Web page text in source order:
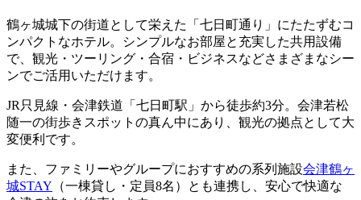
鶴ヶ城城下の街道として栄えた「七日町通り」にたたずむコ
ンパクトなホテル。シンプルなお部屋と充実した共用設備
で、観光・ツーリング・合宿・ビジネスなどさまざまなシー
ンでご活用いただけます。
JR只見線・会津鉄道「七日町駅」から徒歩約3分。会津若松
随一の街歩きスポットの真ん中にあり、観光の拠点として大
変便利です。
また、ファミリーやグループにおすすめの系列施設会津鶴ヶ
城STAY （一棟貸し・定員8名）とも連携し、安心で快適な